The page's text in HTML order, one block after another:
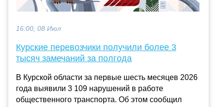
16:00, 08 Июл
Курские перевозчики получили более 3
тысяч замечаний за полгода
В Курской области за первые шесть месяцев 2026
года выявили 3 109 нарушений в работе
общественного транспорта. Об этом сообщил